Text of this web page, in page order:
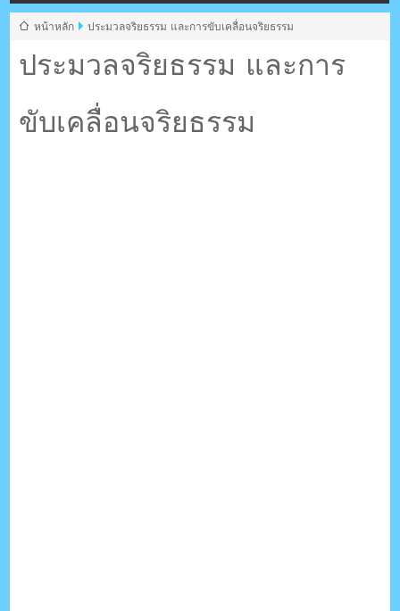
ตรัง กระบี่
ระบบบริหารจัดการเว็บไซต์ (CMS) ด้วย Ajax โดยคนไทย
ประมวลจริยธรรม และการ
ขับเคลื่อนจริยธรรม
หน้าหลัก ประมวลจริยธรรม และการขับเคลื่อนจริยธรรม